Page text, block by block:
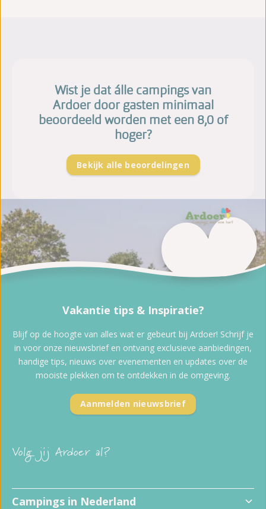
Wist je dat álle campings van
Ardoer door gasten minimaal
beoordeeld worden met een 8,0 of
hoger?
Bekijk alle beoordelingen
Volg jij Ardoer al?
Campings in Nederland
Vakantie tips & Inspiratie?
Blijf op de hoogte van alles wat er gebeurt bij Ardoer! Schrijf je
in voor onze nieuwsbrief en ontvang exclusieve aanbiedingen,
handige tips, nieuws over evenementen en updates over de
mooiste plekken om te ontdekken in de omgeving.
Aanmelden nieuwsbrief